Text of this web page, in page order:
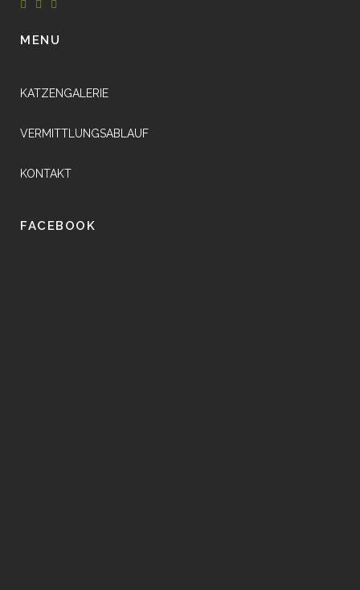
MENU
KATZENGALERIE
VERMITTLUNGSABLAUF
KONTAKT
FACEBOOK